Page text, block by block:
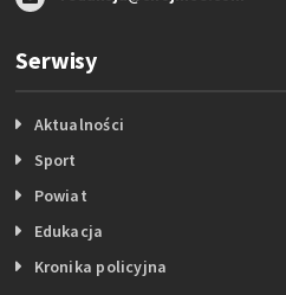
Serwisy
Aktualności
Sport
Powiat
Edukacja
Kronika policyjna